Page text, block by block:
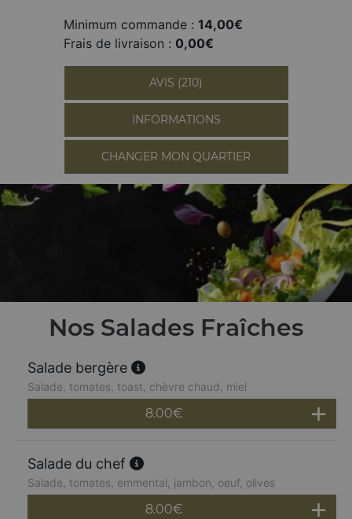
Minimum commande : 14,00€
Frais de livraison : 0,00€
AVIS (210)
INFORMATIONS
CHANGER MON QUARTIER
Nos Salades Fraîches
Salade bergère
Salade, tomates, toast, chèvre chaud, miel
8.00€
Salade du chef
Salade, tomates, emmental, jambon, oeuf, olives
8.00€